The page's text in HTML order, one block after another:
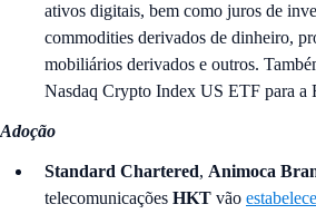
ativos digitais, bem como juros de
commodities derivados de dinheiro,
mobiliários derivados e outros.
Nasdaq Crypto Index US ETF para a
Adoção
Standard Chartered, Animoca
telecomunicações HKT vão